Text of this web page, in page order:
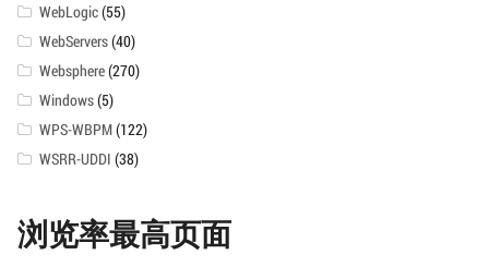
WebLogic(55)
WebServers(40)
Websphere(270)
Windows(5)
WPS-WBPM(122)
WSRR-UDDI (38)
浏览率最高页面